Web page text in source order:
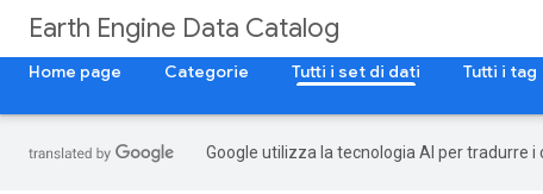
Earth Engine Data Catalog
Home page
Categorie Tutti i set di dati Tutti i tag
Google utilizza la tecnologia AI per tradurre